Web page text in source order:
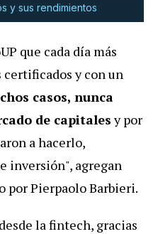
y sus rendimientos
que cada día más
certificados y con un
casos, nunca
de capitalesy por
a hacerlo,
inversión", agregan
por Pierpaolo Barbieri.
la fintech, gracias